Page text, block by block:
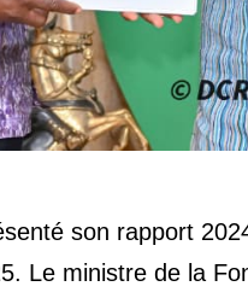
son rapport
Le ministre de la